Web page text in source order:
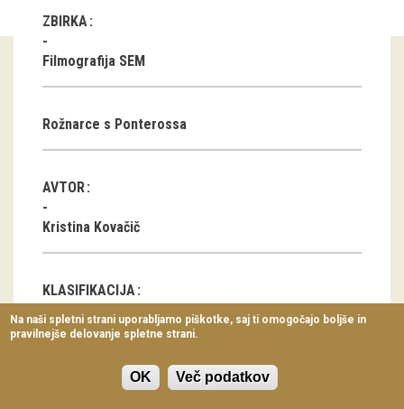
Virtualni sprehodi
Razstavni projekti
Arhiv razstav
dogodki
Koledar dogodkov
Predavanja
Delavnice
Vodeni ogledi
ZBIRKA
Filmografija SEM
Rožnarce s Ponterossa
AVTOR
Kristina Kovačič
KLASIFIKACIJA
Filmski zapisi
Na naši spletni strani uporabljamo piškotke, saj ti omogočajo boljše in
pravilnejše delovanje spletne strani.
OK Več podatkov